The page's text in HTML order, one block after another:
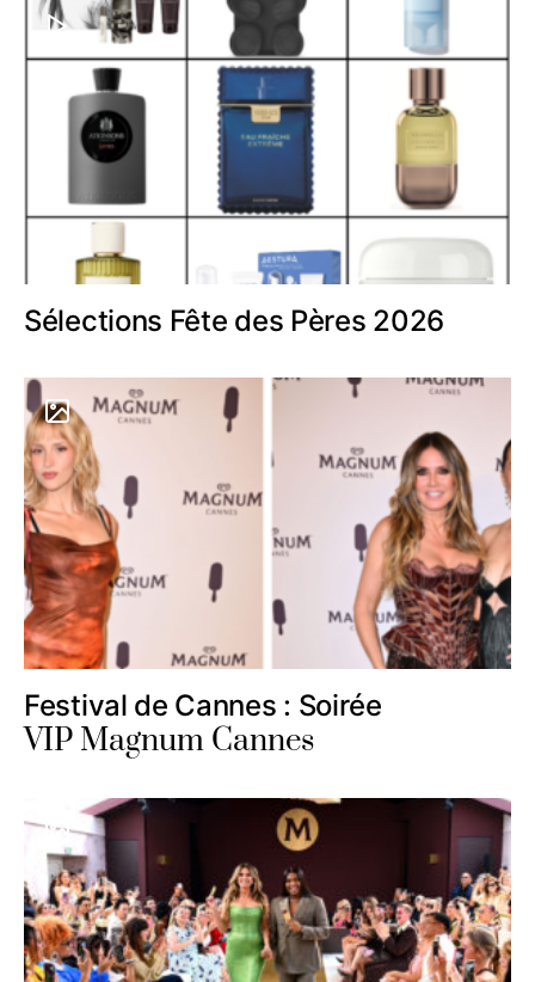
Sélections Fête des Pères 2026
Festival de Cannes : Soirée
VIP Magnum Cannes